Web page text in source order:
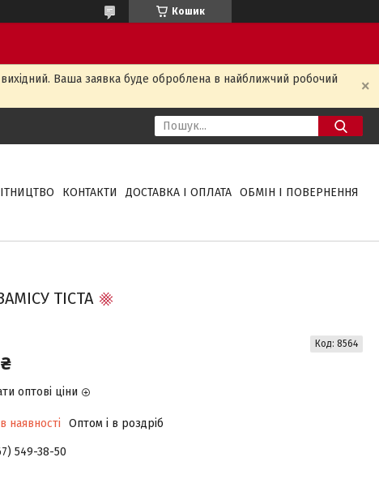
Кошик
Ваша заявка буде оброблена в найближчий робочий
КОНТАКТИ ДОСТАВКА І ОПЛАТА ОБМІН І ПОВЕРНЕННЯ
ТІСТА
оптові ціни
наявності Оптом і в роздріб
Код: 8564
549-38-50